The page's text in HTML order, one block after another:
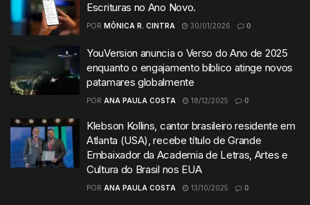
Escrituras no Ano Novo.
POR MÔNICA R. CINTRA 30/01/2026 0
YouVersion anuncia o Verso do Ano de 2025
enquanto o engajamento bíblico atinge novos
patamares globalmente
POR ANA PAULA COSTA 18/12/2025 0
Klebson Kollins, cantor brasileiro residente em
Atlanta (USA), recebe título de Grande
Embaixador da Academia de Letras, Artes e
Cultura do Brasil nos EUA
POR ANA PAULA COSTA 13/10/2025 0